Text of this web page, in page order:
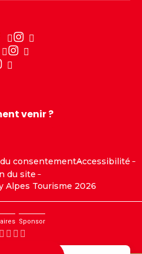
venir ?
consentementAccessibilité
du site
Alpes Tourisme 2026
Sponsor